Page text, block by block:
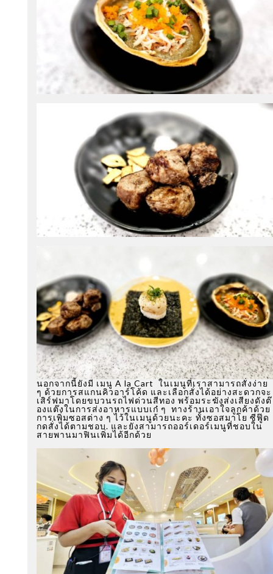
นอกจากนี้ยังมี เมนู A la Cart ในเมนูที่เราสามารถสั่งง่าย
ๆ ด้วยการสแกนคิวอาร์โค้ด และเลือกสั่งได้อย่างสะดวกจะ
เสิร์ฟมาโดยขบวนรถไฟด่วนสีทอง พร้อมระฆังส่งเสียงดังต๊
องแต๊งในการส่งอาหารแบบเก๋ ๆ ทางร้านเอาใจลูกค้าด้วย
การเพิ่มซอสต่าง ๆ ไว้ในเมนูด้วยนะคะ ทั้งซอสมาโย ซีฟู๊ด
กดสั่งได้ตามชอบ. และยังสามารถออร์เดอร์เมนูที่ชอบใน
สายพานมาฟินเพิ่มได้อีกด้วย